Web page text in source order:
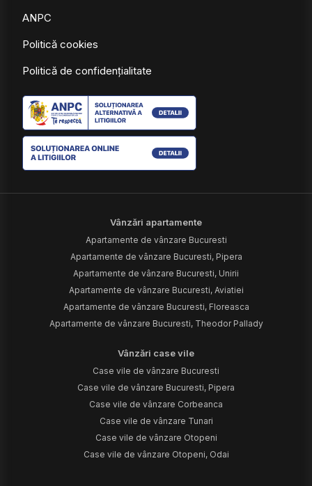
ANPC
Politică cookies
Politică de confidențialitate
Vânzări apartamente
Apartamente de vânzare Bucuresti
Apartamente de vânzare Bucuresti, Pipera
Apartamente de vânzare Bucuresti, Unirii
Apartamente de vânzare Bucuresti, Aviatiei
Apartamente de vânzare Bucuresti, Floreasca
Apartamente de vânzare Bucuresti, Theodor Pallady
Vânzări case vile
Case vile de vânzare Bucuresti
Case vile de vânzare Bucuresti, Pipera
Case vile de vânzare Corbeanca
Case vile de vânzare Tunari
Case vile de vânzare Otopeni
Case vile de vânzare Otopeni, Odai